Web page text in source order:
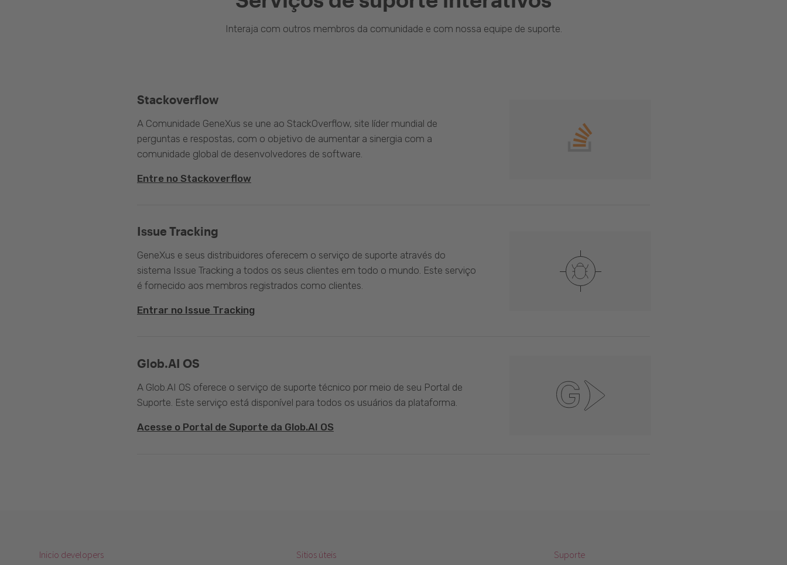
Interaja com outros membros da comunidade e com nossa equipe de suporte.
Stackoverflow
A Comunidade GeneXus se une ao StackOverflow, site líder mundial de
perguntas e respostas, com o objetivo de aumentar a sinergia com a
comunidade global de desenvolvedores de software.
Entre no Stackoverflow
Issue Tracking
GeneXus e seus distribuidores oferecem o serviço de suporte através do
sistema Issue Tracking a todos os seus clientes em todo o mundo. Este serviço
é fornecido aos membros registrados como clientes.
Entrar no Issue Tracking
Glob.AI OS
A Glob.AI OS oferece o serviço de suporte técnico por meio de seu Portal de
Suporte. Este serviço está disponível para todos os usuários da plataforma.
Acesse o Portal de Suporte da Glob.AI OS
Inicio developers Sitios úteis Suporte